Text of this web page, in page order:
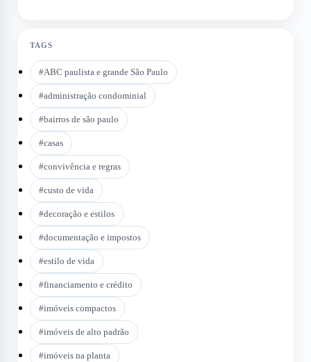
TAGS
#ABC paulista e grande São Paulo
#administração condominial
#bairros de são paulo
#casas
#convivência e regras
#custo de vida
#decoração e estilos
#documentação e impostos
#estilo de vida
#financiamento e crédito
#imóveis compactos
#imóveis de alto padrão
#imóveis na planta